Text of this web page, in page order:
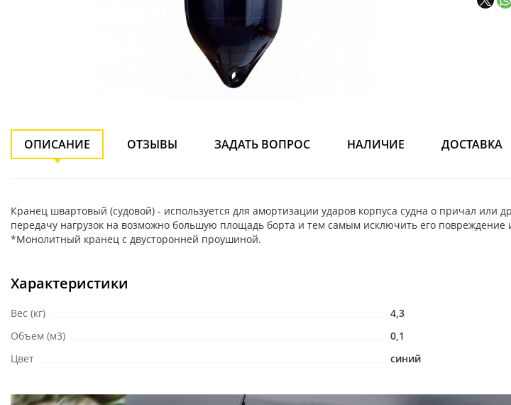
ОПИСАНИЕ ОТЗЫВЫ ЗАДАТЬ ВОПРОС НАЛИЧИЕ ДОСТАВКА
Кранец швартовый (судовой) - используется для амортизации ударов корпуса судна о причал или
передачу нагрузок на возможно большую площадь борта и тем самым исключить его
*Монолитный кранец с двусторонней проушиной.
Характеристики
Вес (кг)
4,3
Объем (м3)
0,1
Цвет
синий